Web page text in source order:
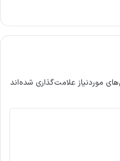
موردنیاز علامت‌گذاری شده‌اند